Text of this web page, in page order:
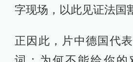
这构成了电影戏里戏
——1870年普法战争，
地赔款；1918年一战